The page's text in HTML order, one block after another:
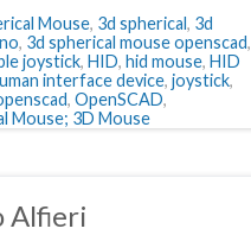
Mouse, 3d spherical, 3d
, 3d spherical mouse openscad,
joystick, HID, hid mouse, HID
interface device, joystick,
, OpenSCAD,
Mouse; 3D Mouse
Alfieri